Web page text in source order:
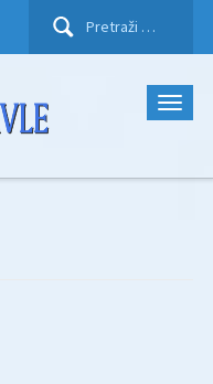
Pretraži: